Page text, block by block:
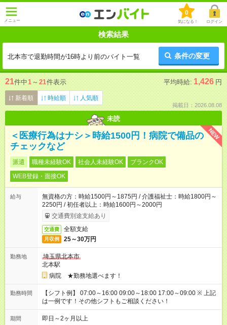
メニュー
0
気になる！ ログイン
検索結果
北本市で退勤時間が16時より前のバイト一覧 条件の変更
21件中1 ～ 21件表示 平均時給: 1,426 円
新着順 時給順 人気順
掲載日：2026.08.08
未読
NEW
＜医療行為はナシ＞時給1500円！病院で備品の
チェックなど
派遣 職種未経験OK 社会人未経験OK
ブランクOK
WEB登録・面接OK
給与
無資格の方：時給1500円～1875円 / 介護福祉士：時給1800円～
2250円 / 初任者以上：時給1600円～2000円
交通費別途支給あり
交通費 全額支給
月収例 25～30万円
勤務地
埼玉県北本市
北本駅
病院 ★勤務地選べます！
勤務時間
【シフト例】 07:00～16:00 09:00～18:00 17:00～09:00 ※ 上記
は一例です！その他シフトもご相談ください！
期間 即日～2ヶ月以上